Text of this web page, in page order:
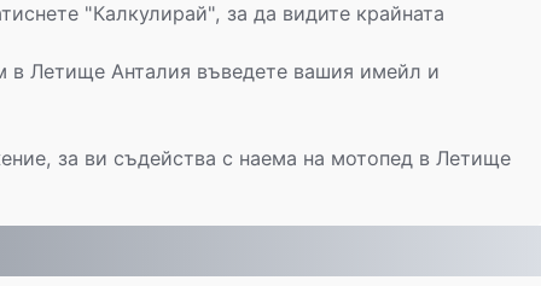
"Калкулирай", за да видите крайната
в Летище Анталия въведете вашия имейл и
за ви съдейства с наема на мотопед в Летище